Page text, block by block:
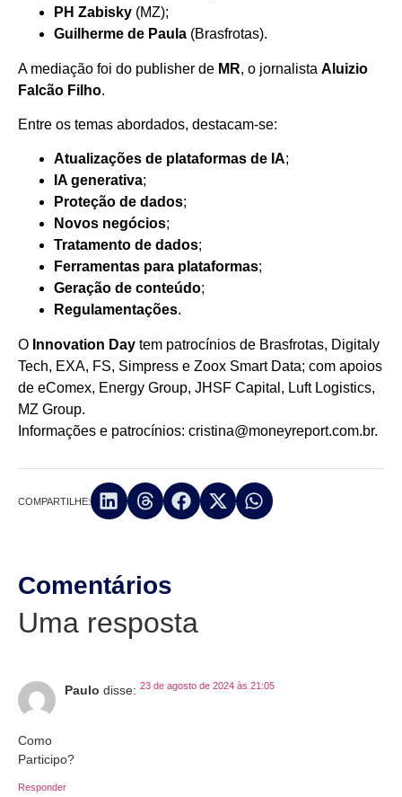
PH Zabisky (MZ);
Guilherme de Paula (Brasfrotas).
A mediação foi do publisher de MR, o jornalista Aluizio
Falcão Filho.
Entre os temas abordados, destacam-se:
Atualizações de plataformas de IA;
IA generativa;
Proteção de dados;
Novos negócios;
Tratamento de dados;
Ferramentas para plataformas;
Geração de conteúdo;
Regulamentações.
O Innovation Day tem patrocínios de Brasfrotas, Digitaly
Tech, EXA, FS, Simpress e Zoox Smart Data; com apoios
de eComex, Energy Group, JHSF Capital, Luft Logistics,
MZ Group.
Informações e patrocínios: cristina@moneyreport.com.br.
COMPARTILHE:
Comentários
Uma resposta
Paulo disse: 23 de agosto de 2024 às 21:05
Como
Participo?
Responder